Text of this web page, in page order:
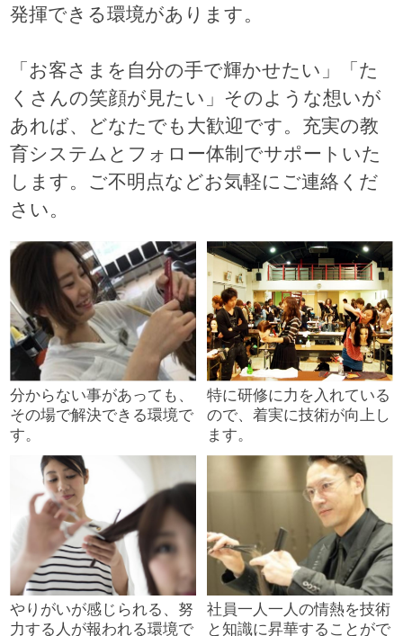
発揮できる環境があります。
「お客さまを自分の手で輝かせたい」「た
くさんの笑顔が見たい」そのような想いが
あれば、どなたでも大歓迎です。充実の教
育システムとフォロー体制でサポートいた
します。ご不明点などお気軽にご連絡くだ
さい。
分からない事があっても、
その場で解決できる環境で
す。
特に研修に力を入れている
ので、着実に技術が向上し
ます。
やりがいが感じられる、努
力する人が報われる環境で
社員一人一人の情熱を技術
と知識に昇華することがで